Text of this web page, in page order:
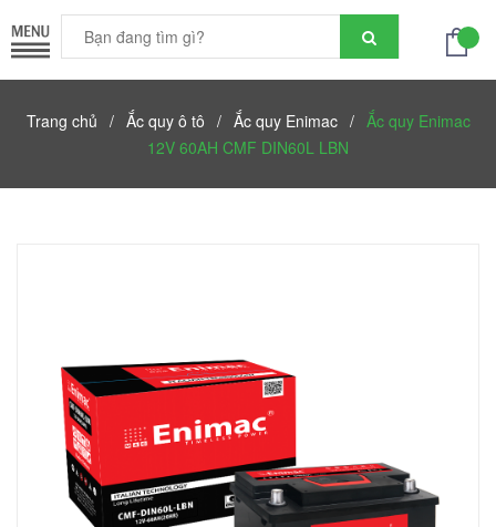
Trang chủ / Ắc quy ô tô / Ắc quy Enimac / Ắc quy Enimac
12V 60AH CMF DIN60L LBN